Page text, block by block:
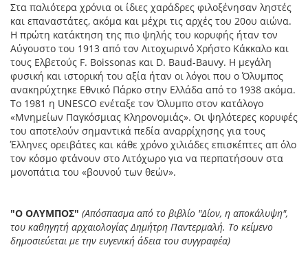
Στα παλιότερα χρόνια οι ίδιες χαράδρες φιλοξένησαν ληστές
και επαναστάτες, ακόμα και μέχρι τις αρχές του 20ου αιώνα.
Η πρώτη κατάκτηση της πιο ψηλής του κορυφής ήταν τον
Αύγουστο του 1913 από τον Λιτοχωρινό Χρήστο Κάκκαλο και
τους Ελβετούς F. Boissonas και D. Baud-Bauvy. Η μεγάλη
φυσική και ιστορική του αξία ήταν οι λόγοι που ο Όλυμπος
ανακηρύχτηκε Εθνικό Πάρκο στην Ελλάδα από το 1938 ακόμα.
Το 1981 η UNESCO ενέταξε τον Όλυμπο στον κατάλογο
«Μνημείων Παγκόσμιας Κληρονομιάς». Οι ψηλότερες κορυφές
του αποτελούν σημαντικά πεδία αναρρίχησης για τους
Έλληνες ορειβάτες και κάθε χρόνο χιλιάδες επισκέπτες απ όλο
τον κόσμο φτάνουν στο Λιτόχωρο για να περπατήσουν στα
μονοπάτια του «βουνού των θεών».
"Ο ΟΛΥΜΠΟΣ" (Απόσπασμα από το βιβλίο "Δίον, η αποκάλυψη",
του καθηγητή αρχαιολογίας Δημήτρη Παντερμαλή. Το κείμενο
δημοσιεύεται με την ευγενική άδεια του συγγραφέα)